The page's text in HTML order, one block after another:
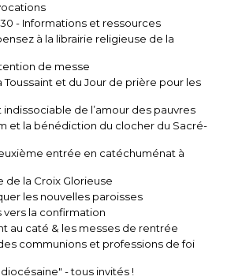
- Informations et ressources
à la librairie religieuse de la
de messe
Toussaint et du Jour de prière pour les
indissociable de l’amour des pauvres
et la bénédiction du clocher du Sacré-
entrée en catéchuménat à
de la Croix Glorieuse
les nouvelles paroisses
vers la confirmation
au caté & les messes de rentrée
communions et professions de foi
- tous invités !